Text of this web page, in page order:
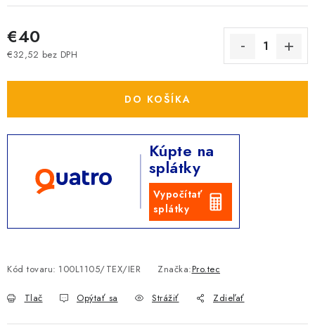
€40
€32,52 bez DPH
DO KOŠÍKA
Kúpte na
splátky
Vypočítať
splátky
Kód tovaru: 100L1105/TEX/IER Značka:Pro.tec
Tlač Opýtať sa Strážiť Zdieľať